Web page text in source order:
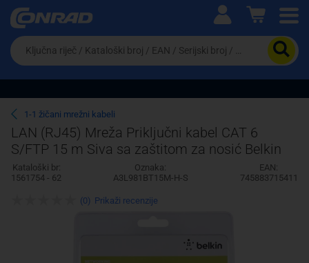
Ova postavka prilagođava asortiman proizvoda i
cijene vašim potrebama.
Pravno lice
Da
biste
potražili
proizvod,
unesite
ključnu
riječ,
kataloški
broj,
EAN
ili
1-1 žičani mrežni kabeli
LAN (RJ45) Mreža Priključni kabel CAT 6
S/FTP 15 m Siva sa zaštitom za nosić Belkin
Kataloški br:
1561754 - 62
Oznaka:
A3L981BT15M-H-S
EAN:
745883715411
(0) Prikaži recenzije